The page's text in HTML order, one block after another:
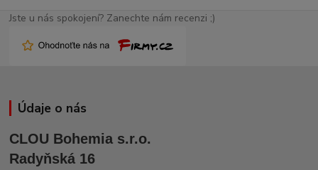
Jste u nás spokojení? Zanechte nám recenzi ;)
Údaje o nás
CLOU Bohemia s.r.o.
Radyňská 16